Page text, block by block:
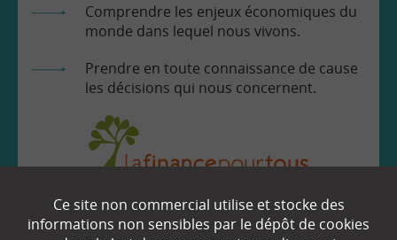
Comprendre les enjeux économiques du
monde dans lequel nous vivons.
Prendre en toute connaissance de cause
les décisions qui nous concernent.
EN SAVOIR
Ce site non commercial utilise et stocke des
informations non sensibles par le dépôt de cookies